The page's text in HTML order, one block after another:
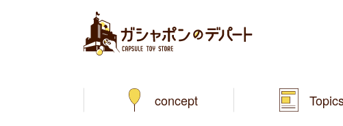
concept